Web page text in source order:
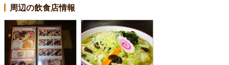
周辺の飲食店情報